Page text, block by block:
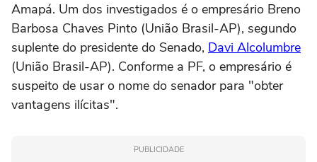
Amapá. Um dos investigados é o empresário Breno
Barbosa Chaves Pinto (União Brasil-AP), segundo
suplente do presidente do Senado, Davi Alcolumbre
(União Brasil-AP). Conforme a PF, o empresário é
suspeito de usar o nome do senador para "obter
vantagens ilícitas".
PUBLICIDADE